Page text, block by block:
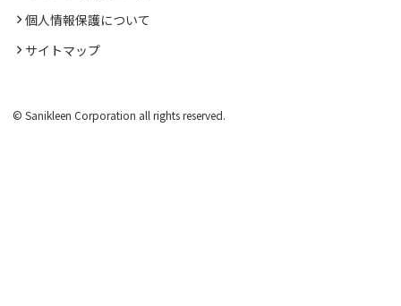
個人情報保護について
サイトマップ
© Sanikleen Corporation all rights reserved.